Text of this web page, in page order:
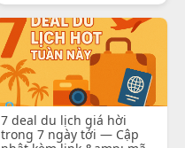
7 deal du lịch giá hời
trong 7 ngày tới — Cập